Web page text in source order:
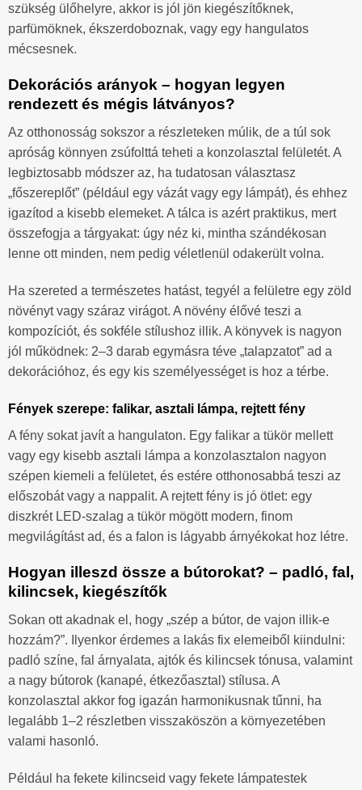
szükség ülőhelyre, akkor is jól jön kiegészítőknek,
parfümöknek, ékszerdoboznak, vagy egy hangulatos
mécsesnek.
Dekorációs arányok – hogyan legyen
rendezett és mégis látványos?
Az otthonosság sokszor a részleteken múlik, de a túl sok
apróság könnyen zsúfolttá teheti a konzolasztal felületét. A
legbiztosabb módszer az, ha tudatosan választasz
„főszereplőt” (például egy vázát vagy egy lámpát), és ehhez
igazítod a kisebb elemeket. A tálca is azért praktikus, mert
összefogja a tárgyakat: úgy néz ki, mintha szándékosan
lenne ott minden, nem pedig véletlenül odakerült volna.
Ha szereted a természetes hatást, tegyél a felületre egy zöld
növényt vagy száraz virágot. A növény élővé teszi a
kompozíciót, és sokféle stílushoz illik. A könyvek is nagyon
jól működnek: 2–3 darab egymásra téve „talapzatot” ad a
dekorációhoz, és egy kis személyességet is hoz a térbe.
Fények szerepe: falikar, asztali lámpa, rejtett fény
A fény sokat javít a hangulaton. Egy falikar a tükör mellett
vagy egy kisebb asztali lámpa a konzolasztalon nagyon
szépen kiemeli a felületet, és estére otthonosabbá teszi az
előszobát vagy a nappalit. A rejtett fény is jó ötlet: egy
diszkrét LED-szalag a tükör mögött modern, finom
megvilágítást ad, és a falon is lágyabb árnyékokat hoz létre.
Hogyan illeszd össze a bútorokat? – padló, fal,
kilincsek, kiegészítők
Sokan ott akadnak el, hogy „szép a bútor, de vajon illik-e
hozzám?”. Ilyenkor érdemes a lakás fix elemeiből kiindulni:
padló színe, fal árnyalata, ajtók és kilincsek tónusa, valamint
a nagy bútorok (kanapé, étkezőasztal) stílusa. A
konzolasztal akkor fog igazán harmonikusnak tűnni, ha
legalább 1–2 részletben visszaköszön a környezetében
valami hasonló.
Például ha fekete kilincseid vagy fekete lámpatestek